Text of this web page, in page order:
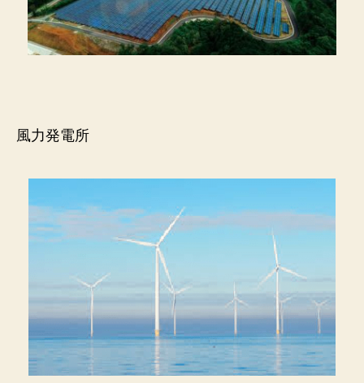
風力発電所